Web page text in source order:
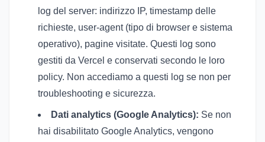
log del server: indirizzo IP, timestamp delle
richieste, user-agent (tipo di browser e sistema
operativo), pagine visitate. Questi log sono
gestiti da Vercel e conservati secondo le loro
policy. Non accediamo a questi log se non per
troubleshooting e sicurezza.
Dati analytics (Google Analytics): Se non
hai disabilitato Google Analytics, vengono